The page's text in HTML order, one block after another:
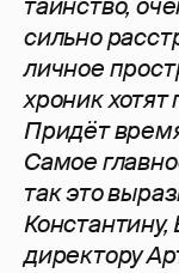
таинство,
сильно
личное
хроник
Придёт
Самое
так это
директору